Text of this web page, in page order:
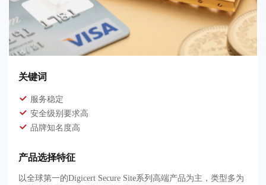
关键词
服务稳定
安全级别要求高
品牌知名度高
产品选择特征
以全球第一的Digicert Secure Site系列高端产品为主，类型多为